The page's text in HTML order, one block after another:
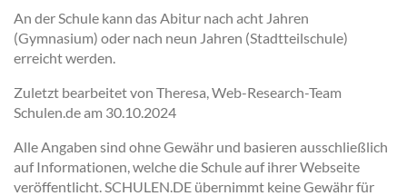
An der Schule kann das Abitur nach acht Jahren
(Gymnasium) oder nach neun Jahren (Stadtteilschule)
erreicht werden.
Zuletzt bearbeitet von Theresa, Web-Research-Team
Schulen.de am 30.10.2024
Alle Angaben sind ohne Gewähr und basieren ausschließlich
auf Informationen, welche die Schule auf ihrer Webseite
veröffentlicht. SCHULEN.DE übernimmt keine Gewähr für